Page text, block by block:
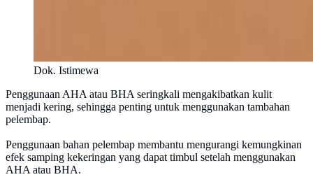
Dok. Istimewa
Penggunaan AHA atau BHA seringkali mengakibatkan kulit
menjadi kering, sehingga penting untuk menggunakan tambahan
pelembap.
Penggunaan bahan pelembap membantu mengurangi kemungkinan
efek samping kekeringan yang dapat timbul setelah menggunakan
AHA atau BHA.